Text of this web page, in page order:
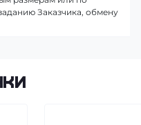
Заказчика, обмену